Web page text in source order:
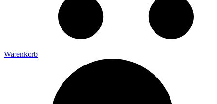
Warenkorb